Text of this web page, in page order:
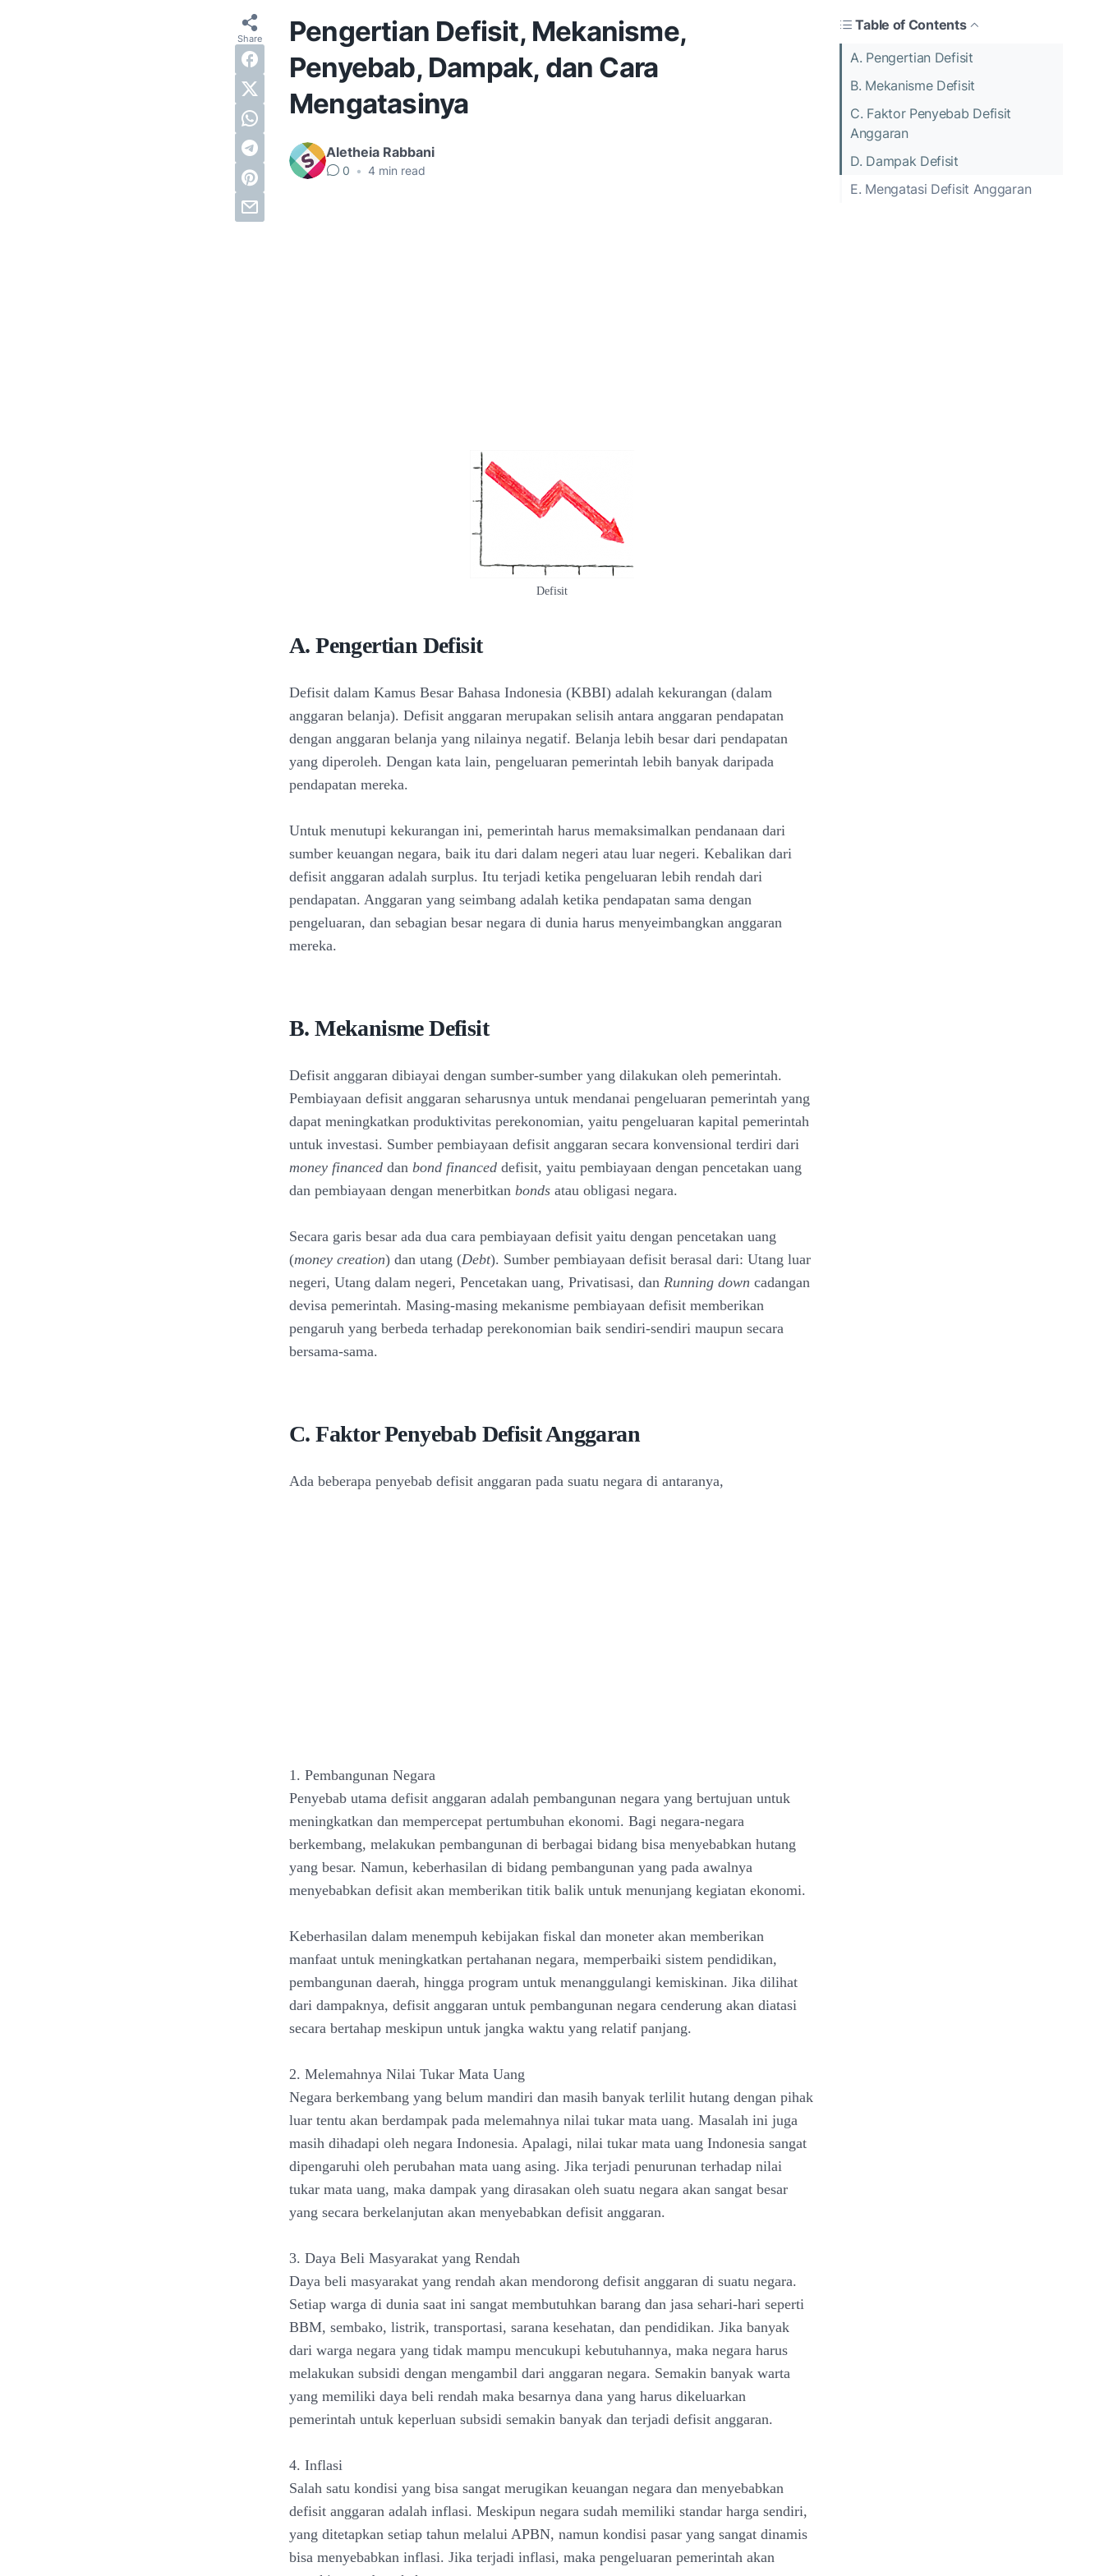
Pengertian Defisit, Mekanisme,
Penyebab, Dampak, dan Cara
Mengatasinya
Aletheia Rabbani
0 • 4 min read
Table of Contents
A. Pengertian Defisit
B. Mekanisme Defisit
C. Faktor Penyebab Defisit
Anggaran
D. Dampak Defisit
E. Mengatasi Defisit Anggaran
Defisit
A. Pengertian Defisit
Defisit dalam Kamus Besar Bahasa Indonesia (KBBI) adalah kekurangan (dalam
anggaran belanja). Defisit anggaran merupakan selisih antara anggaran pendapatan
dengan anggaran belanja yang nilainya negatif. Belanja lebih besar dari pendapatan
yang diperoleh. Dengan kata lain, pengeluaran pemerintah lebih banyak daripada
pendapatan mereka.
Untuk menutupi kekurangan ini, pemerintah harus memaksimalkan pendanaan dari
sumber keuangan negara, baik itu dari dalam negeri atau luar negeri. Kebalikan dari
defisit anggaran adalah surplus. Itu terjadi ketika pengeluaran lebih rendah dari
pendapatan. Anggaran yang seimbang adalah ketika pendapatan sama dengan
pengeluaran, dan sebagian besar negara di dunia harus menyeimbangkan anggaran
mereka.
B. Mekanisme Defisit
Defisit anggaran dibiayai dengan sumber-sumber yang dilakukan oleh pemerintah.
Pembiayaan defisit anggaran seharusnya untuk mendanai pengeluaran pemerintah yang
dapat meningkatkan produktivitas perekonomian, yaitu pengeluaran kapital pemerintah
untuk investasi. Sumber pembiayaan defisit anggaran secara konvensional terdiri dari
money financed dan bond financed defisit, yaitu pembiayaan dengan pencetakan uang
dan pembiayaan dengan menerbitkan bonds atau obligasi negara.
Secara garis besar ada dua cara pembiayaan defisit yaitu dengan pencetakan uang
(money creation) dan utang (Debt). Sumber pembiayaan defisit berasal dari: Utang luar
negeri, Utang dalam negeri, Pencetakan uang, Privatisasi, dan Running down cadangan
devisa pemerintah. Masing-masing mekanisme pembiayaan defisit memberikan
pengaruh yang berbeda terhadap perekonomian baik sendiri-sendiri maupun secara
bersama-sama.
C. Faktor Penyebab Defisit Anggaran
Ada beberapa penyebab defisit anggaran pada suatu negara di antaranya,
1. Pembangunan Negara
Penyebab utama defisit anggaran adalah pembangunan negara yang bertujuan untuk
meningkatkan dan mempercepat pertumbuhan ekonomi. Bagi negara-negara
berkembang, melakukan pembangunan di berbagai bidang bisa menyebabkan hutang
yang besar. Namun, keberhasilan di bidang pembangunan yang pada awalnya
menyebabkan defisit akan memberikan titik balik untuk menunjang kegiatan ekonomi.
Keberhasilan dalam menempuh kebijakan fiskal dan moneter akan memberikan
manfaat untuk meningkatkan pertahanan negara, memperbaiki sistem pendidikan,
pembangunan daerah, hingga program untuk menanggulangi kemiskinan. Jika dilihat
dari dampaknya, defisit anggaran untuk pembangunan negara cenderung akan diatasi
secara bertahap meskipun untuk jangka waktu yang relatif panjang.
2. Melemahnya Nilai Tukar Mata Uang
Negara berkembang yang belum mandiri dan masih banyak terlilit hutang dengan pihak
luar tentu akan berdampak pada melemahnya nilai tukar mata uang. Masalah ini juga
masih dihadapi oleh negara Indonesia. Apalagi, nilai tukar mata uang Indonesia sangat
dipengaruhi oleh perubahan mata uang asing. Jika terjadi penurunan terhadap nilai
tukar mata uang, maka dampak yang dirasakan oleh suatu negara akan sangat besar
yang secara berkelanjutan akan menyebabkan defisit anggaran.
3. Daya Beli Masyarakat yang Rendah
Daya beli masyarakat yang rendah akan mendorong defisit anggaran di suatu negara.
Setiap warga di dunia saat ini sangat membutuhkan barang dan jasa sehari-hari seperti
BBM, sembako, listrik, transportasi, sarana kesehatan, dan pendidikan. Jika banyak
dari warga negara yang tidak mampu mencukupi kebutuhannya, maka negara harus
melakukan subsidi dengan mengambil dari anggaran negara. Semakin banyak warta
yang memiliki daya beli rendah maka besarnya dana yang harus dikeluarkan
pemerintah untuk keperluan subsidi semakin banyak dan terjadi defisit anggaran.
4. Inflasi
Salah satu kondisi yang bisa sangat merugikan keuangan negara dan menyebabkan
defisit anggaran adalah inflasi. Meskipun negara sudah memiliki standar harga sendiri,
yang ditetapkan setiap tahun melalui APBN, namun kondisi pasar yang sangat dinamis
bisa menyebabkan inflasi. Jika terjadi inflasi, maka pengeluaran pemerintah akan